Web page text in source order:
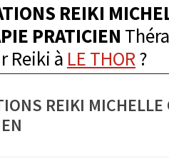
REIKI
PRATICIEN
Reiki à LE THOR?
REIKI